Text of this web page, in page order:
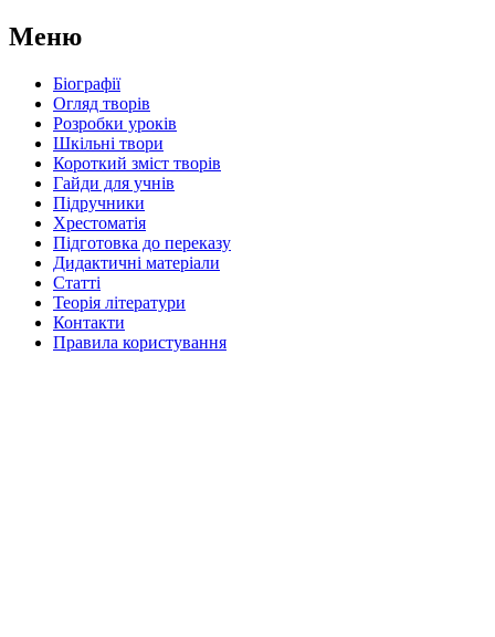
Меню
Біографії
Огляд творів
Розробки уроків
Шкільні твори
Короткий зміст творів
Гайди для учнів
Підручники
Хрестоматія
Підготовка до переказу
Дидактичні матеріали
Статті
Теорія літератури
Контакти
Правила користування